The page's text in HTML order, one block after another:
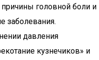
головной боли и
заболевания.
давления
кузнечиков» и